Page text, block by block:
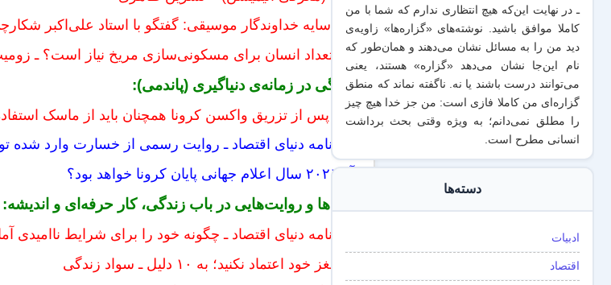
زیر سایه خداوندگار موسیقی: گفتگو با استاد علی‌اکبر
چه تعداد انسان برای مسکونی‌سازی مریخ نیاز است؟ ـ
زندگی در زمانه‌ی دنیاگیری (پاندمی):
چرا پس از تزریق واکسن کرونا همچنان باید از ماسک
روزنامه دنیای اقتصاد ـ روایت رسمی از خسارت وارد
ایده‌ها و روایت‌هایی در باب زندگی، کار حرفه‌ای و اندیشه:
روزنامه دنیای اقتصاد ـ چگونه خود را برای شرایط ناامیدی
به مغز خود اعتماد نکنید؛ به ۱۰ دلیل ـ سواد زندگی
ـ در نهایت این‌که هیچ انتظاری ندارم که شما با من
کاملا موافق باشید. نوشته‌های «گزاره‌ها» زاویه‌ی
دید من را به مسائل نشان می‌دهند و همان‌طور که
نام این‌جا نشان می‌دهد «گزاره‌» هستند، یعنی
می‌توانند درست باشند یا نه. ناگفته نماند که منطق
گزاره‌ای من کاملا فازی است: من جز خدا هیچ چیز
را مطلق نمی‌دانم؛ به ویژه وقتی بحث برداشت
انسانی مطرح است.
دسته‌ها
ادبیات
اقتصاد